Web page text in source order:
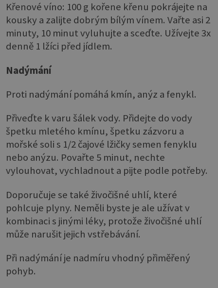
Křenové víno: 100 g kořene křenu pokrájejte na
kousky a zalijte dobrým bílým vínem. Vařte asi 2
minuty, 10 minut vyluhujte a sceďte. Užívejte 3x
denně 1 lžíci před jídlem.
Nadýmání
Proti nadýmání pomáhá kmín, anýz a fenykl.
Přiveďte k varu šálek vody. Přidejte do vody
špetku mletého kmínu, špetku zázvoru a
mořské soli s 1/2 čajové lžičky semen fenyklu
nebo anýzu. Povařte 5 minut, nechte
vylouhovat, vychladnout a pijte podle potřeby.
Doporučuje se také živočišné uhlí, které
pohlcuje plyny. Neměli byste je ale užívat v
kombinaci s jinými léky, protože živočišné uhlí
může narušit jejich vstřebávání.
Při nadýmání je nadmíru vhodný přiměřený
pohyb.